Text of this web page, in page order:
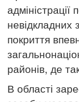
невідкладних
покриття
районів, де
В області